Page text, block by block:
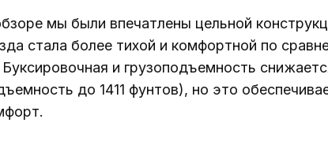
мы были впечатлены цельной
стала более тихой и комфортной по
и грузоподъемность
до 1411 фунтов), но это